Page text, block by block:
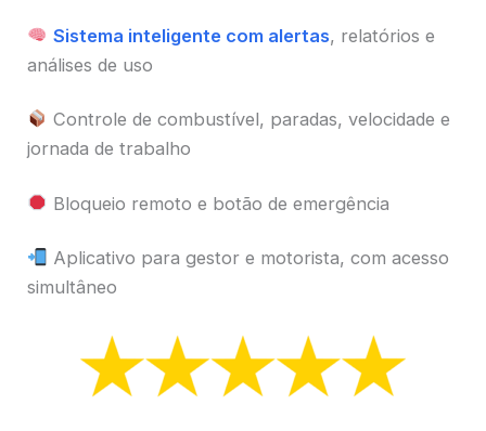
Sistema inteligente com alertas, relatórios e
análises de uso
Controle de combustível, paradas, velocidade e
jornada de trabalho
Bloqueio remoto e botão de emergência
Aplicativo para gestor e motorista, com acesso
simultâneo